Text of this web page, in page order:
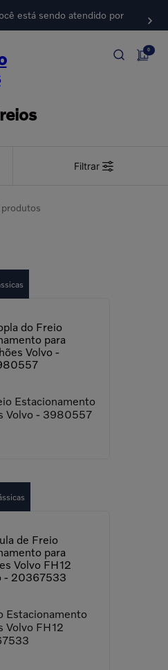
está sendo atendido por
0
Filtrar
produtos
Estacionamento
Volvo - 3980557
Estacionamento
Volvo FH12